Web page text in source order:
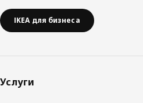
IKEA для бизнеса
Услуги